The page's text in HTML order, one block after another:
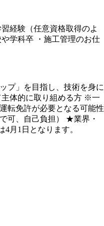
経験（任意資格取得のよ
学科卒 ・施工管理のお仕
プ」を目指し、技術を身に
体的に取り組める方 ※一
転免許が必要となる可能性
可、自己負担） ★業界・
月1日となります。